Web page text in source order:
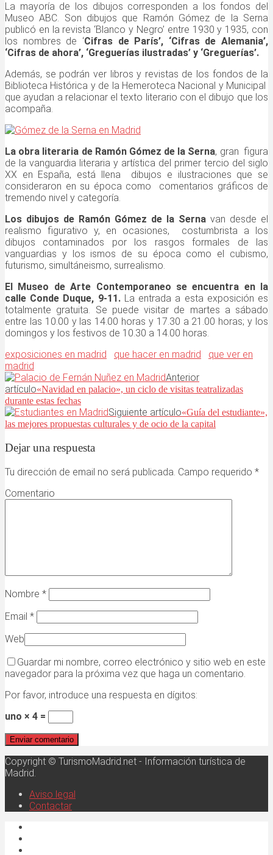
La mayoría de los dibujos corresponden a los fondos del
Museo ABC. Son dibujos que Ramón Gómez de la Serna
publicó en la revista ‘Blanco y Negro’ entre 1930 y 1935, con
los nombres de ‘Cifras de París’, ‘Cifras de Alemania’,
‘Cifras de ahora’, ‘Greguerías ilustradas’ y ‘Greguerías’.
Además, se podrán ver libros y revistas de los fondos de la
Biblioteca Histórica y de la Hemeroteca Nacional y Municipal
que ayudan a relacionar el texto literario con el dibujo que los
acompaña.
La obra literaria de Ramón Gómez de la Serna, gran figura
de la vanguardia literaria y artística del primer tercio del siglo
XX en España, está llena dibujos e ilustraciones que se
consideraron en su época como comentarios gráficos de
tremendo nivel y categoría.
Los dibujos de Ramón Gómez de la Serna van desde el
realismo figurativo y, en ocasiones, costumbrista a los
dibujos contaminados por los rasgos formales de las
vanguardias y los ismos de su época como el cubismo,
futurismo, simultáneismo, surrealismo.
El Museo de Arte Contemporaneo se encuentra en la
calle Conde Duque, 9-11.La entrada a esta exposición es
totalmente gratuita. Se puede visitar de martes a sábado
entre las 10.00 y las 14.00 horas y 17.30 a 21.00 horas; y los
domingos y los festivos de 10.30 a 14.00 horas.
exposiciones en madrid
que hacer en madrid
que ver en
madrid
Anterior
artículo«Navidad en palacio», un ciclo de visitas teatralizadas
durante estas fechas
Siguiente artículo«Guía del estudiante»,
las mejores propuestas culturales y de ocio de la capital
Dejar una respuesta
Tu dirección de email no será publicada. Campo requerido *
Comentario
Nombre *
Email *
Web
Guardar mi nombre, correo electrónico y sitio web en este
navegador para la próxima vez que haga un comentario.
Por favor, introduce una respuesta en dígitos:
uno × 4 =
Copyright © TurismoMadrid.net - Información turística de
Madrid.
Aviso legal
Contactar